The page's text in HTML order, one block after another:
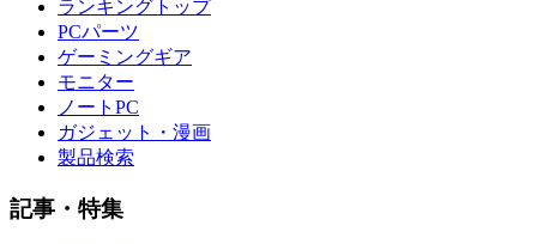
ランキングトップ
PCパーツ
ゲーミングギア
モニター
ノートPC
ガジェット・漫画
製品検索
記事・特集